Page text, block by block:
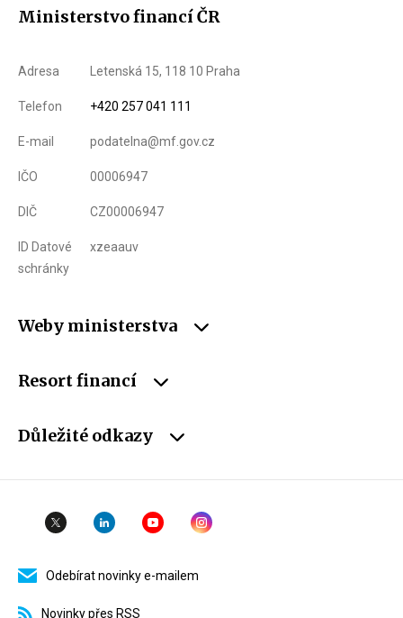
Ministerstvo financí ČR
Adresa Letenská 15, 118 10 Praha
Telefon +420 257 041 111
E-mail podatelna@mf.gov.cz
IČO 00006947
DIČ CZ00006947
ID Datové
schránky
xzeaauv
Weby ministerstva
Resort financí
Důležité odkazy
Odebírat novinky e-mailem
Novinky přes RSS